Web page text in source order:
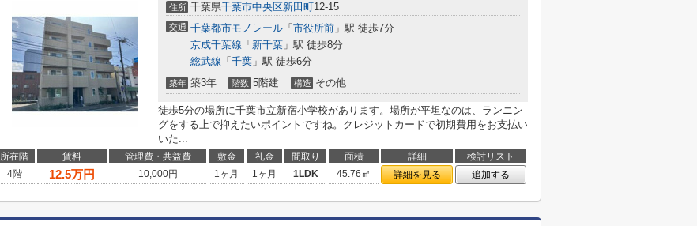
住所 千葉県千葉市中央区新田町12-15
交通 千葉都市モノレール 「 市役所前 」駅 徒歩7分
京成千葉線 「 新千葉 」駅 徒歩8分
総武線 「 千葉 」駅 徒歩6分
築年 築3年 階数 5階建 構造 その他
徒歩5分の場所に千葉市立新宿小学校があります。場所が平坦なのは、ランニン
グをする上で抑えたいポイントですね。クレジットカードで初期費用をお支払い
いた...
所在階 賃料 管理費・共益費 敷金 礼金 間取り 面積 詳細
検討リスト
4階
12.5万円 10,000円 1ヶ月 1ヶ月 1LDK 45.76㎡ 詳細を見る 追加する